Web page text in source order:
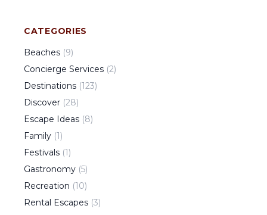
CATEGORIES
Beaches (9)
Concierge Services (2)
Destinations (123)
Discover (28)
Escape Ideas (8)
Family (1)
Festivals (1)
Gastronomy (5)
Recreation (10)
Rental Escapes (3)